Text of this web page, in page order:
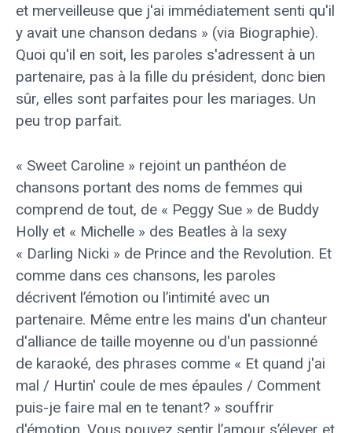
et merveilleuse que j'ai immédiatement senti qu'il
y avait une chanson dedans » (via Biographie).
Quoi qu'il en soit, les paroles s'adressent à un
partenaire, pas à la fille du président, donc bien
sûr, elles sont parfaites pour les mariages. Un
peu trop parfait.
« Sweet Caroline » rejoint un panthéon de
chansons portant des noms de femmes qui
comprend de tout, de « Peggy Sue » de Buddy
Holly et « Michelle » des Beatles à la sexy
« Darling Nicki » de Prince and the Revolution. Et
comme dans ces chansons, les paroles
décrivent l’émotion ou l’intimité avec un
partenaire. Même entre les mains d'un chanteur
d'alliance de taille moyenne ou d'un passionné
de karaoké, des phrases comme « Et quand j'ai
mal / Hurtin' coule de mes épaules / Comment
puis-je faire mal en te tenant? » souffrir